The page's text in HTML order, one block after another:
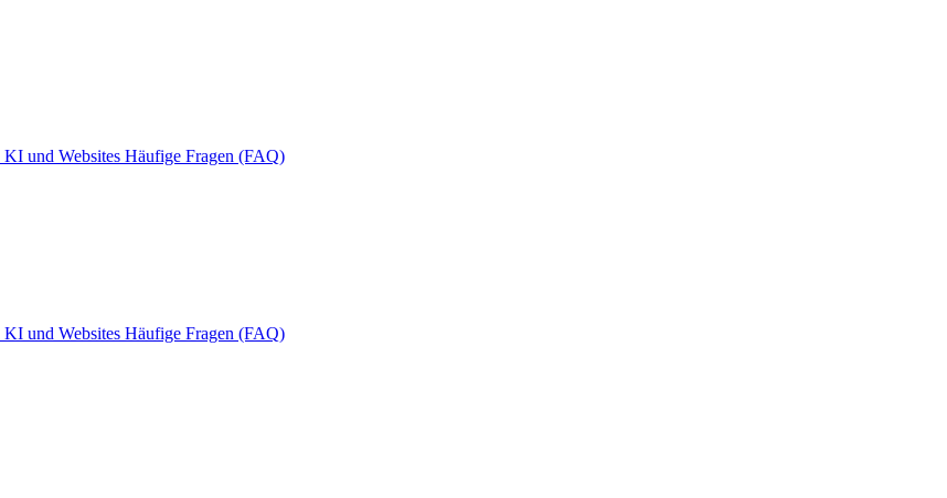
KI und Websites Häufige Fragen (FAQ)
KI und Websites Häufige Fragen (FAQ)